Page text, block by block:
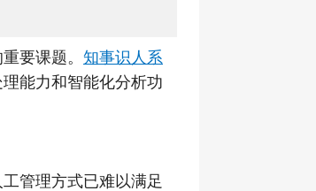
要课题。 知事识人系
能力和智能化分析功
管理方式已难以满足